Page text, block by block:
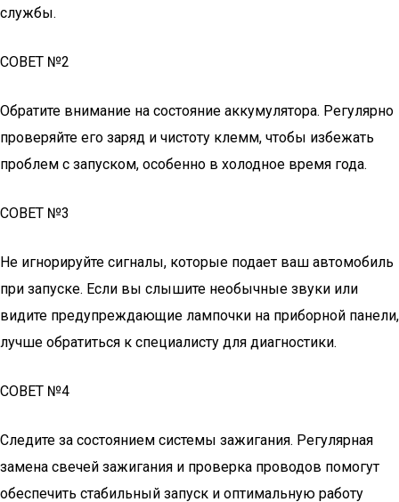
службы.
СОВЕТ №2
Обратите внимание на состояние аккумулятора. Регулярно
проверяйте его заряд и чистоту клемм, чтобы избежать
проблем с запуском, особенно в холодное время года.
СОВЕТ №3
Не игнорируйте сигналы, которые подает ваш автомобиль
при запуске. Если вы слышите необычные звуки или
видите предупреждающие лампочки на приборной панели,
лучше обратиться к специалисту для диагностики.
СОВЕТ №4
Следите за состоянием системы зажигания. Регулярная
замена свечей зажигания и проверка проводов помогут
обеспечить стабильный запуск и оптимальную работу